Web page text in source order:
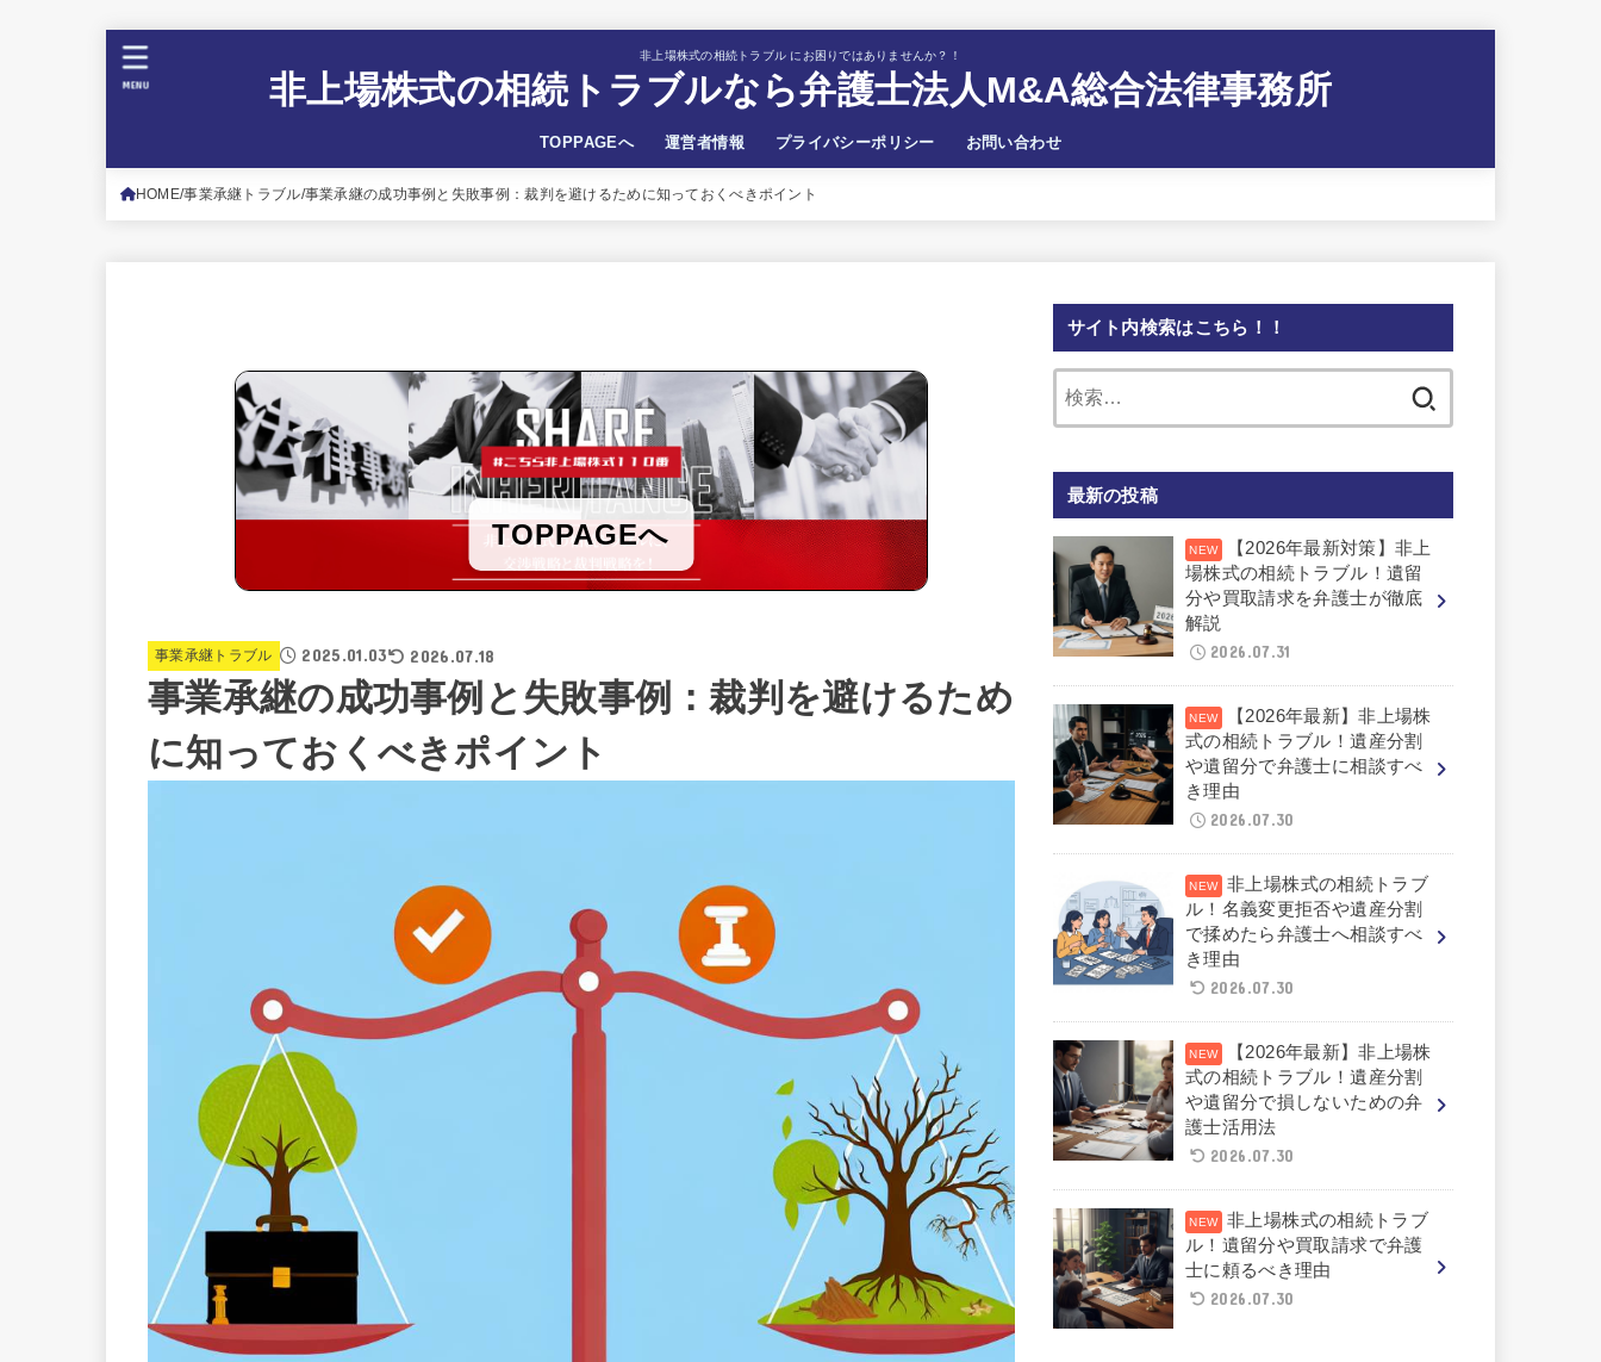
非上場株式の相続トラブル にお困りではありませんか？！
非上場株式の相続トラブルなら弁護士法人M&A総合法律事務所
TOPPAGEへ 運営者情報 プライバシーポリシー お問い合わせ
MENU
HOME 事業承継トラブル 事業承継の成功事例と失敗事例：裁判を避けるために知っておくべきポイント
TOPPAGEへ
事業承継トラブル 2025.01.03 2026.07.18
事業承継の成功事例と失敗事例：裁判を避けるため
に知っておくべきポイント
サイト内検索はこちら！！
最新の投稿
【2026年最新対策】非上
場株式の相続トラブル！遺留
分や買取請求を弁護士が徹底
解説
2026.07.31
【2026年最新】非上場株
式の相続トラブル！遺産分割
や遺留分で弁護士に相談すべ
き理由
2026.07.30
非上場株式の相続トラブ
ル！名義変更拒否や遺産分割
で揉めたら弁護士へ相談すべ
き理由
2026.07.30
【2026年最新】非上場株
式の相続トラブル！遺産分割
や遺留分で損しないための弁
護士活用法
2026.07.30
非上場株式の相続トラブ
ル！遺留分や買取請求で弁護
士に頼るべき理由
2026.07.30